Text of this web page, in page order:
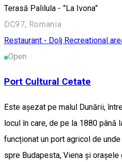
Terasă Palilula - ”La Ivona”
DC97, Romania
Restaurant - Dolj Recreational
Open
Port Cultural Cetate
Este așezat pe malul Dunării,
locul în care, de pe la 1880 până
funcționat un port agricol de
spre Budapesta, Viena și